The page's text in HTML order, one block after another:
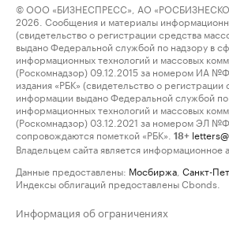
© ООО «БИЗНЕСПРЕСС», АО
2026. Сообщения и материалы
(свидетельство о регистрации средства
выдано Федеральной службой по надзору в
информационных технологий и массовых
(Роскомнадзор) 09.12.2015 за номером ИА
издания «РБК» (свидетельство о
информации выдано Федеральной службой по
информационных технологий и массовых
(Роскомнадзор) 03.12.2021 за номером ЭЛ
сопровождаются пометкой «РБК».
18+
Владельцем сайта является информационное
Данные предоставлены: Мосбиржа Санкт-
Индексы облигаций предоставлены Cbonds.
Информация об ограничениях